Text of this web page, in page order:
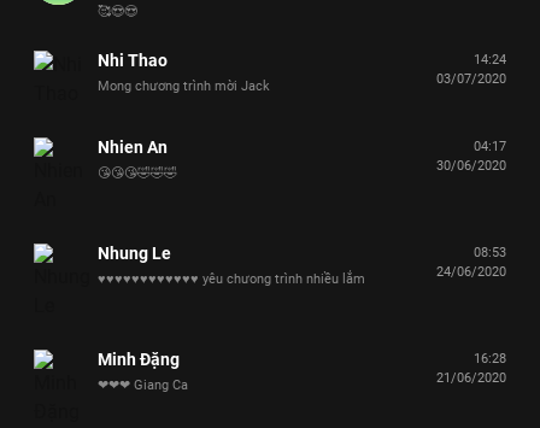
🥰😍😍
Nhi Thao
Mong chương trình mời Jack
14:24
03/07/2020
Nhien An
😘😘😘🤣🤣🤣
04:17
30/06/2020
Nhung Le
♥️♥️♥️♥️♥️♥️♥️♥️♥️♥️♥️♥️ yêu chưong trình nhiều lắm
08:53
24/06/2020
Minh Đặng
❤❤❤ Giang Ca
16:28
21/06/2020